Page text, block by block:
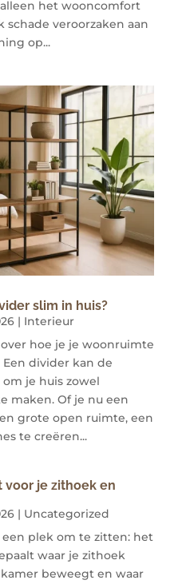
het wooncomfort
veroorzaken aan
op...
slim in huis?
| Interieur
hoe je je woonruimte
divider kan de
je huis zowel
maken. Of je nu een
grote open ruimte, een
te creëren...
voor je zithoek en
| Uncategorized
plek om te zitten: het
waar je zithoek
beweegt en waar